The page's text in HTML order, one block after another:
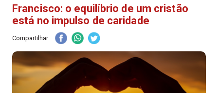
Francisco: o equilíbrio de um cristão
está no impulso de caridade
Compartilhar